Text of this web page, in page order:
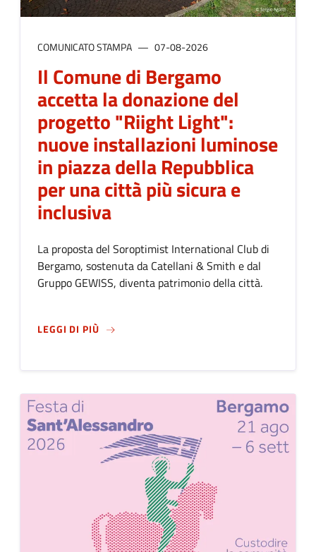
COMUNICATO STAMPA 07-08-2026
Il Comune di Bergamo
accetta la donazione del
progetto "Riight Light":
nuove installazioni luminose
in piazza della Repubblica
per una città più sicura e
inclusiva
La proposta del Soroptimist International Club di
Bergamo, sostenuta da Catellani & Smith e dal
Gruppo GEWISS, diventa patrimonio della città.
LEGGI DI PIÙSUIL COMUNE DI BERGAMO ACCETTA LA